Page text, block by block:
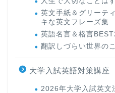
英文手紙＆グリーテ
キな英文フレーズ集
英語名言＆格言
翻訳しづらい世界の
大学入試英語対策講座
2026年大学入試英文